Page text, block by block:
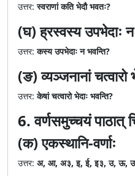
उत्तर:स्वराणां कति भेदौ भवतः?
(घ) ह्रस्वस्य उपभेदाः
उत्तर:कस्य उपभेदाः न भवन्ति?
(ङ) व्यञ्जनानां चत्वारो
उत्तर:केषां चत्वारो भेदाः भवन्ति?
6. वर्णसमुच्चयं पाठात्
(क) एकस्थानि-वर्णाः
उत्तर: अ, आ, अ३, इ, ई, इ३, उ, ऊ,